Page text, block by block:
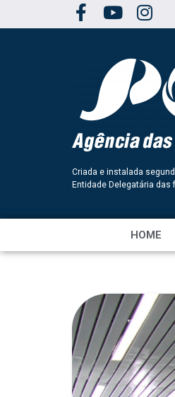
Criada e instalada
Entidade Delegatária
HOME